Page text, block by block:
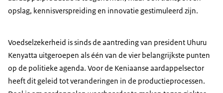
opslag, kennisverspreiding en innovatie gestimuleerd zijn.
Voedselzekerheid is sinds de aantreding van president Uhuru
Kenyatta uitgeroepen als één van de vier belangrijkste punten
op de politieke agenda. Voor de Keniaanse aardappelsector
heeft dit geleid tot veranderingen in de productieprocessen.